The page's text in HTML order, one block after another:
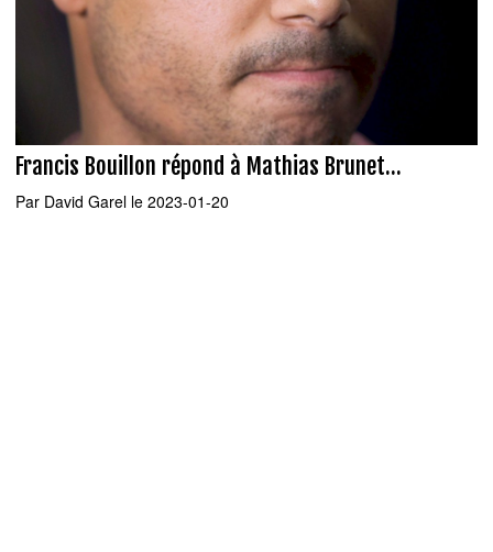
Francis Bouillon répond à Mathias Brunet...
Par David Garel le 2023-01-20